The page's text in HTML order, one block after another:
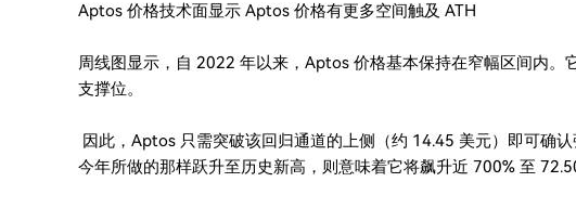
Aptos 价格技术面显示 Aptos 价格有更多空间触及 ATH
周线图显示，自 2022 年以来，Aptos 价格基本保持在窄幅区间内。
支撑位。
因此，Aptos 只需突破该回归通道的上侧（约 14.45 美元）即可确
今年所做的那样跃升至历史新高，则意味着它将飙升近 700% 至